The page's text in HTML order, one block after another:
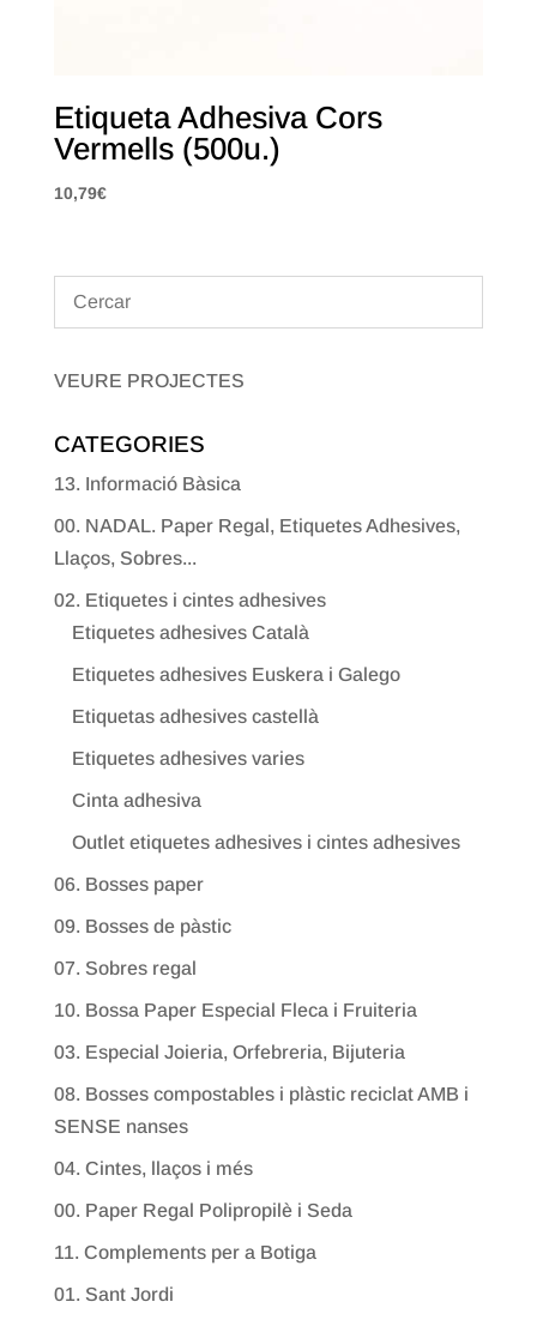
Etiqueta Adhesiva Cors
Vermells (500u.)
10,79€
VEURE PROJECTES
CATEGORIES
13. Informació Bàsica
00. NADAL. Paper Regal, Etiquetes Adhesives,
Llaços, Sobres...
02. Etiquetes i cintes adhesives
Etiquetes adhesives Català
Etiquetes adhesives Euskera i Galego
Etiquetas adhesives castellà
Etiquetes adhesives varies
Cinta adhesiva
Outlet etiquetes adhesives i cintes adhesives
06. Bosses paper
09. Bosses de pàstic
07. Sobres regal
10. Bossa Paper Especial Fleca i Fruiteria
03. Especial Joieria, Orfebreria, Bijuteria
08. Bosses compostables i plàstic reciclat AMB i
SENSE nanses
04. Cintes, llaços i més
00. Paper Regal Polipropilè i Seda
11. Complements per a Botiga
01. Sant Jordi